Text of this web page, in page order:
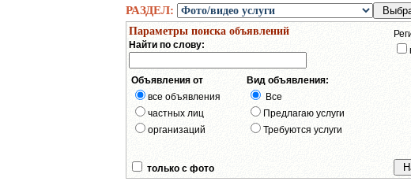
РАЗДЕЛ:
Параметры поиска объявлений
Найти по слову:
Объявления от
все объявления
частных лиц
организаций
Вид объявления:
Все
Предлагаю услуги
Требуются услуги
только с фото